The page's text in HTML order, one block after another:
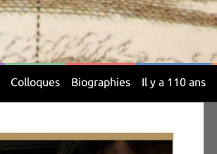
Colloques Biographies Il y a 110 ans